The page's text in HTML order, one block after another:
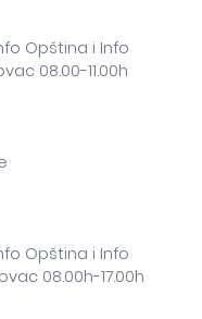
Opština i Info
08.00-11.00h
Opština i Info
08.00h-17.00h